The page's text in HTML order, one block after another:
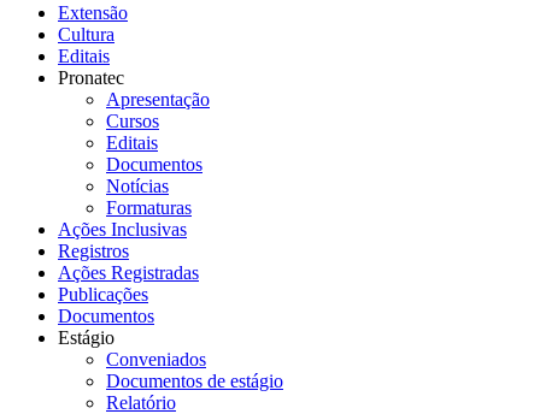
Extensão
Cultura
Editais
Pronatec
Apresentação
Cursos
Editais
Documentos
Notícias
Formaturas
Ações Inclusivas
Registros
Ações Registradas
Publicações
Documentos
Estágio
Conveniados
Documentos de estágio
Relatório